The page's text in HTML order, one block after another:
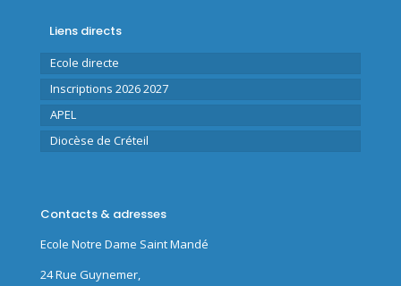
Liens directs
Ecole directe
Inscriptions 2026 2027
APEL
Diocèse de Créteil
Contacts & adresses
Ecole Notre Dame Saint Mandé
24 Rue Guynemer,